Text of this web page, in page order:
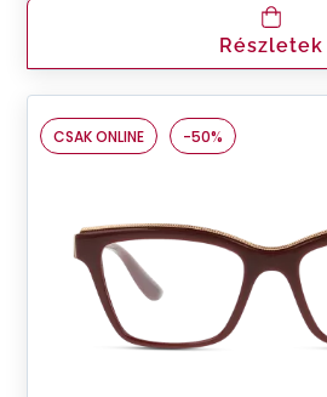
Részletek
CSAK ONLINE -50%